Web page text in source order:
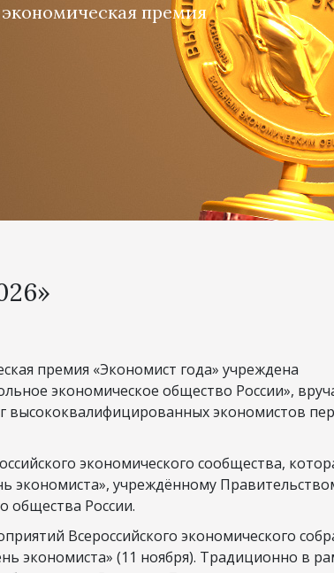
премия
премия «Экономист года» учреждена
экономическое общество России»,
высококвалифицированных экономистов
экономического сообщества,
экономиста», учреждённому
общества России.
Всероссийского экономического
экономиста» (11 ноября). Традиционно в